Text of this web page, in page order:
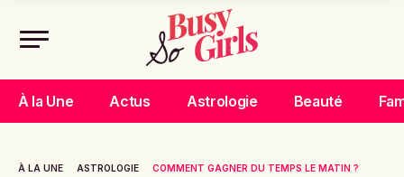
À la Une Actus Astrologie Beauté
À LA UNE ASTROLOGIE COMMENT GAGNER DU TEMPS LE MATIN ?